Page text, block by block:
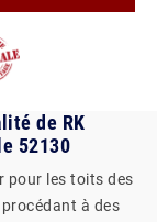
de RK
52130
pour les toits des
à des